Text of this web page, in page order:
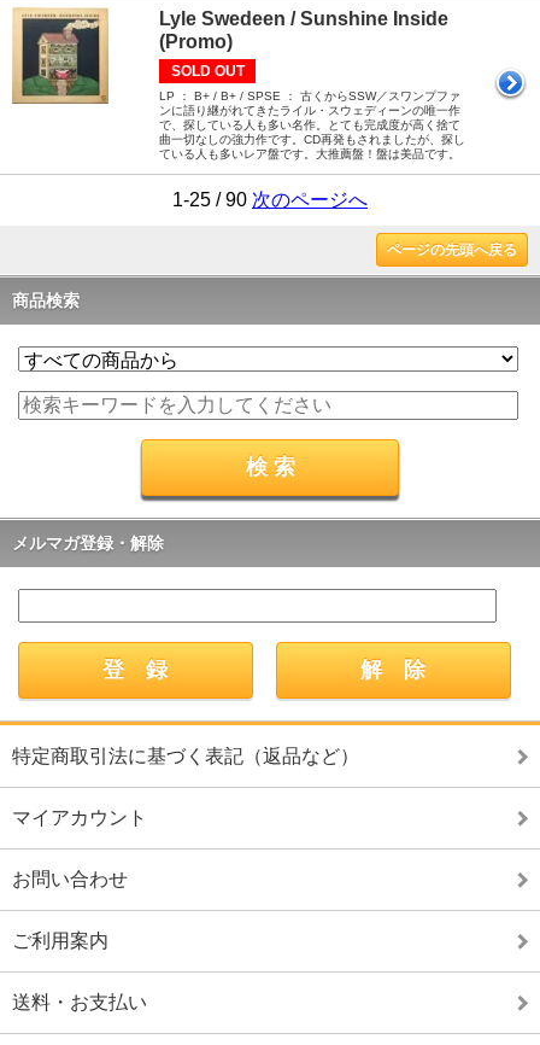
Lyle Swedeen / Sunshine Inside
(Promo)
SOLD OUT
LP ： B+ / B+ / SPSE ： 古くからSSW／スワンプファ
ンに語り継がれてきたライル・スウェディーンの唯一作
で、探している人も多い名作。とても完成度が高く捨て
曲一切なしの強力作です。CD再発もされましたが、探し
ている人も多いレア盤です。大推薦盤！盤は美品です。
1-25 / 90 次のページへ
ページの先頭へ戻る
商品検索
メルマガ登録・解除
特定商取引法に基づく表記（返品など）
マイアカウント
お問い合わせ
ご利用案内
送料・お支払い